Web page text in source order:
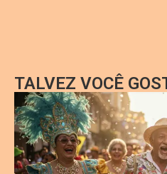
TALVEZ VOCÊ